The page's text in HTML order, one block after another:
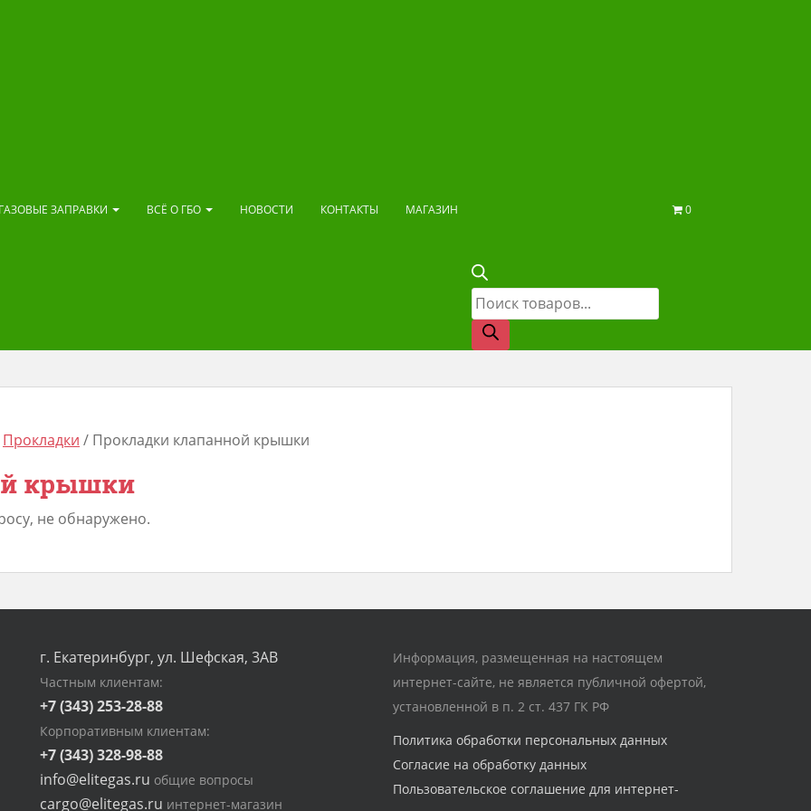
ГАЗОВЫЕ ЗАПРАВКИ ВСЁ О ГБО НОВОСТИ КОНТАКТЫ МАГАЗИН
Поиск
товаров
0
Прокладки / Прокладки клапанной крышки
крышки
не обнаружено.
г. Екатеринбург, ул. Шефская, 3АВ
Частным клиентам:
+7 (343) 253-28-88
Корпоративным клиентам:
+7 (343) 328-98-88
info@elitegas.ru общие вопросы
cargo@elitegas.ru интернет-магазин
Информация, размещенная на настоящем
интернет-сайте, не является публичной офертой,
установленной в п. 2 ст. 437 ГК РФ
Политика обработки персональных данных
Согласие на обработку данных
Пользовательское соглашение для интернет-